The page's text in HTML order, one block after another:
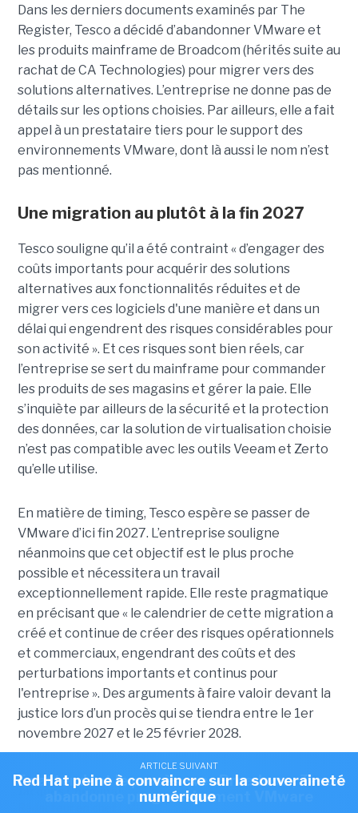
ARTICLE SUIVANT
En attendant le procès avec Broadcom, Tesco
abandonne progressivement VMware
Dans les derniers documents examinés par The
Register, Tesco a décidé d’abandonner VMware et
les produits mainframe de Broadcom (hérités suite au
rachat de CA Technologies) pour migrer vers des
solutions alternatives. L’entreprise ne donne pas de
détails sur les options choisies. Par ailleurs, elle a fait
appel à un prestataire tiers pour le support des
environnements VMware, dont là aussi le nom n’est
pas mentionné.
Une migration au plutôt à la fin 2027
Tesco souligne qu’il a été contraint « d’engager des
coûts importants pour acquérir des solutions
alternatives aux fonctionnalités réduites et de
migrer vers ces logiciels d'une manière et dans un
délai qui engendrent des risques considérables pour
son activité ». Et ces risques sont bien réels, car
l’entreprise se sert du mainframe pour commander
les produits de ses magasins et gérer la paie. Elle
s’inquiète par ailleurs de la sécurité et la protection
des données, car la solution de virtualisation choisie
n’est pas compatible avec les outils Veeam et Zerto
qu’elle utilise.
En matière de timing, Tesco espère se passer de
VMware d’ici fin 2027. L’entreprise souligne
néanmoins que cet objectif est le plus proche
possible et nécessitera un travail
exceptionnellement rapide. Elle reste pragmatique
en précisant que « le calendrier de cette migration a
créé et continue de créer des risques opérationnels
et commerciaux, engendrant des coûts et des
perturbations importants et continus pour
l'entreprise ». Des arguments à faire valoir devant la
justice lors d’un procès qui se tiendra entre le 1er
novembre 2027 et le 25 février 2028.
Article rédigé par
Jacques Cheminat
ARTICLE SUIVANT
Red Hat peine à convaincre sur la souveraineté
numérique